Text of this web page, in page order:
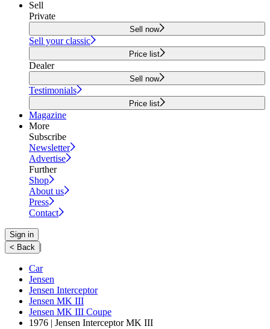
Sell
Private
Sell now
Sell your classic
Price list
Dealer
Sell now
Testimonials
Price list
Magazine
More
Subscribe
Newsletter
Advertise
Further
Shop
About us
Press
Contact
Sign in
< Back |
Car
Jensen
Jensen Interceptor
Jensen MK III
Jensen MK III Coupe
1976 | Jensen Interceptor MK III